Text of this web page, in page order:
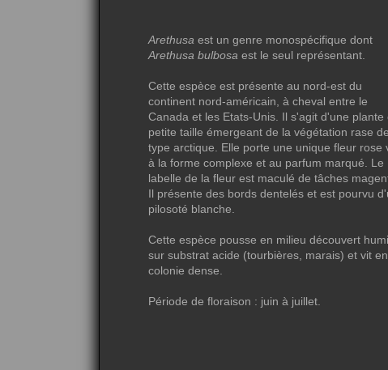
Arethusa est un genre monospécifique dont
Arethusa bulbosa est le seul représentant.
Cette espèce est présente au nord-est du
continent nord-américain, à cheval entre le
Canada et les Etats-Unis. Il s'agit d'une plante
petite taille émergeant de la végétation rase de
type arctique. Elle porte une unique fleur rose
à la forme complexe et au parfum marqué. Le
labelle de la fleur est maculé de tâches
Il présente des bords dentelés et est pourvu
pilosoté blanche.
Cette espèce pousse en milieu découvert
sur substrat acide (tourbières, marais) et vit en
colonie dense.
Période de floraison : juin à juillet.